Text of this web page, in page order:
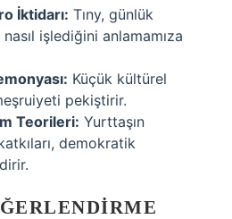
İktidarı: Tıny, günlük
işlediğini anlamamıza
Küçük kültürel
pekiştirir.
Teorileri: Yurttaşın
demokratik